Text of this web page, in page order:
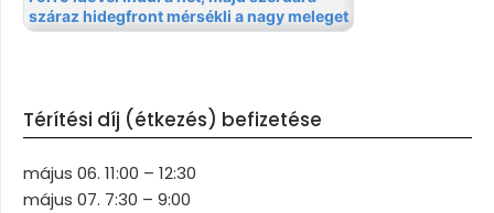
Térítési díj (étkezés) befizetése
május 06. 11:00 – 12:30
május 07. 7:30 – 9:00